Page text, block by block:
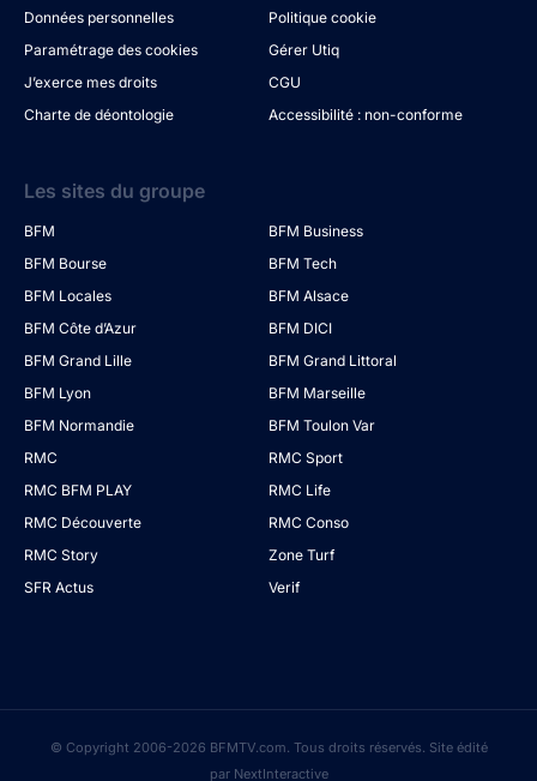
Données personnelles
Politique cookie
Paramétrage des cookies
Gérer Utiq
J’exerce mes droits
CGU
Charte de déontologie
Accessibilité : non-conforme
Les sites du groupe
BFM
BFM Business
BFM Bourse
BFM Tech
BFM Locales
BFM Alsace
BFM Côte d’Azur
BFM DICI
BFM Grand Lille
BFM Grand Littoral
BFM Lyon
BFM Marseille
BFM Normandie
BFM Toulon Var
RMC
RMC Sport
RMC BFM PLAY
RMC Life
RMC Découverte
RMC Conso
RMC Story
Zone Turf
SFR Actus
Verif
© Copyright 2006-2026 BFMTV.com. Tous droits réservés. Site édité
par NextInteractive